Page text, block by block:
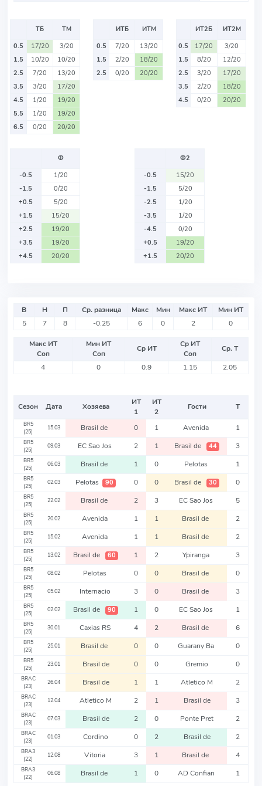
ТБ
ТМ
0.5
17/20
3/20
1.5
10/20
10/20
2.5
7/20
13/20
3.5
3/20
17/20
4.5
1/20
19/20
5.5
1/20
19/20
6.5
0/20 20/20
ИТБ
ИТМ
0.5
7/20
13/20
1.5
2/20
18/20
2.5
0/20 20/20
ИТ2Б
ИТ2М
0.5
17/20
3/20
1.5
8/20
12/20
2.5
3/20
17/20
3.5
2/20
18/20
4.5
0/20 20/20
Ф
-0.5
1/20
-1.5
0/20
+0.5
5/20
+1.5
15/20
+2.5
19/20
+3.5
19/20
+4.5
20/20
Ф2
-0.5
15/20
-1.5
5/20
-2.5
1/20
-3.5
1/20
-4.5
0/20
+0.5
19/20
+1.5
20/20
В Н П Ср. разница Макс Мин Макс ИТ
Мин ИТ
5
7 8 -0.25 6 0 2 0
Макс ИТ
Соп
Мин ИТ
Соп
Ср ИТ
Ср ИТ
Соп
Ср. Т
4
0 0.9 1.15 2.05
Сезон Дата Хозяева
ИТ
1
ИТ
2
Гости Т
BR5
(25)
15.03 Brasil de 0 1 Avenida 1
BR5
(25)
09.03 EC Sao Jos 2 1 Brasil de 44 3
BR5
(25)
06.03 Brasil de 1 0 Pelotas 1
BR5
(25)
02.03 Pelotas 90 0 0 Brasil de 30 0
BR5
(25)
22.02 Brasil de 2 3 EC Sao Jos 5
BR5
(25)
20.02 Avenida 1 1 Brasil de 2
BR5
(25)
15.02 Avenida 1 1 Brasil de 2
BR5
(25)
13.02 Brasil de 60 1 2 Ypiranga 3
BR5
(25)
08.02 Pelotas 0 0 Brasil de 0
BR5
(25)
05.02 Internacio 3 0 Brasil de 3
BR5
(25)
02.02 Brasil de 90 1 0 EC Sao Jos 1
BR5
(25)
30.01 Caxias RS 4 2 Brasil de 6
BR5
(25)
25.01 Brasil de 0 0 Guarany Ba 0
BR5
(25)
23.01 Brasil de 0 0 Gremio 0
BRAC
(23)
26.04 Brasil de 1 1 Atletico M 2
BRAC
(23)
12.04 Atletico M 2 1 Brasil de 3
BRAC
(23)
07.03 Brasil de 2 0 Ponte Pret 2
BRAC
(23)
01.03 Cordino 0 2 Brasil de 2
BRA3
(22)
12.08 Vitoria 3 1 Brasil de 4
BRA3
(22)
06.08 Brasil de 1 0 AD Confian 1